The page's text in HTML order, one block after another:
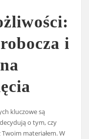
i
kluczowe są
o tym, czy
materiałem. W